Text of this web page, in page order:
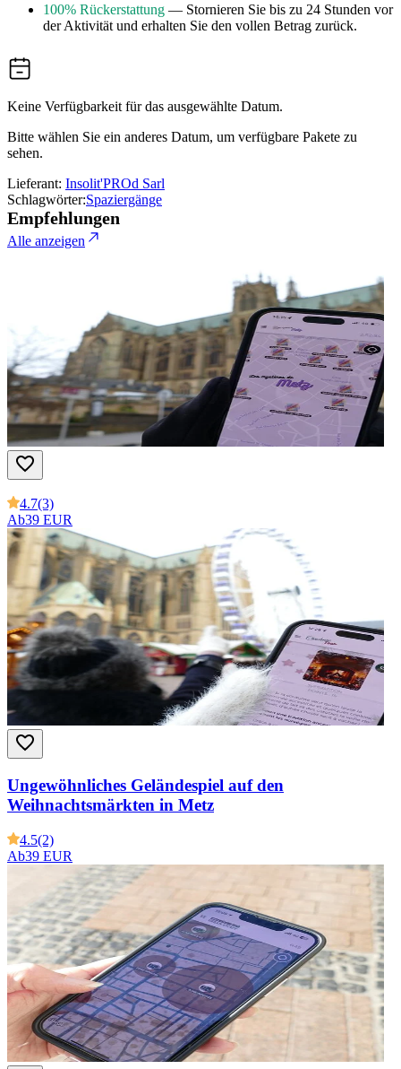
100% Rückerstattung — Stornieren Sie bis zu 24 Stunden vor
der Aktivität und erhalten Sie den vollen Betrag zurück.
Keine Verfügbarkeit für das ausgewählte Datum.
Bitte wählen Sie ein anderes Datum, um verfügbare Pakete zu
sehen.
Lieferant: Insolit'PROd Sarl
Schlagwörter:Spaziergänge
Empfehlungen
Alle anzeigen
4.7(3)
Ab39 EUR
Ungewöhnliches Geländespiel auf den
Weihnachtsmärkten in Metz
4.5(2)
Ab39 EUR